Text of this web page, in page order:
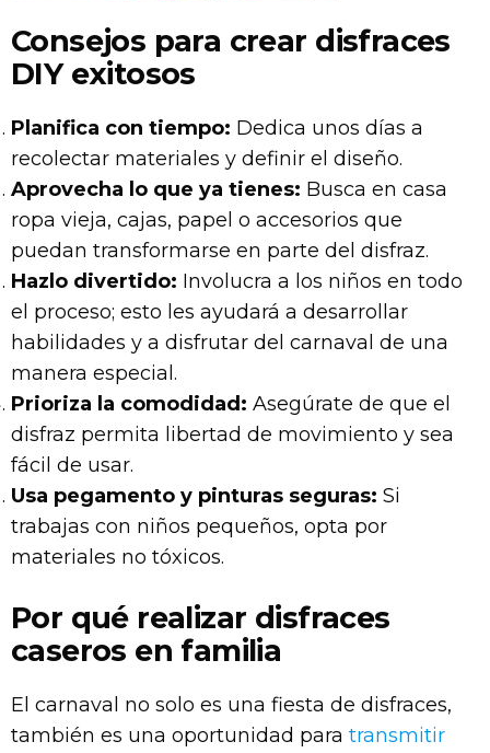
Consejos para crear disfraces
DIY exitosos
Planifica con tiempo: Dedica unos días a
recolectar materiales y definir el diseño.
Aprovecha lo que ya tienes: Busca en casa
ropa vieja, cajas, papel o accesorios que
puedan transformarse en parte del disfraz.
Hazlo divertido: Involucra a los niños en todo
el proceso; esto les ayudará a desarrollar
habilidades y a disfrutar del carnaval de una
manera especial.
Prioriza la comodidad: Asegúrate de que el
disfraz permita libertad de movimiento y sea
fácil de usar.
Usa pegamento y pinturas seguras: Si
trabajas con niños pequeños, opta por
materiales no tóxicos.
Por qué realizar disfraces
caseros en familia
El carnaval no solo es una fiesta de disfraces,
también es una oportunidad para transmitir